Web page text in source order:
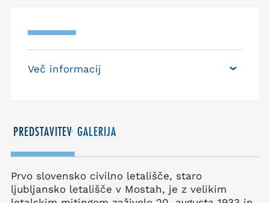
Več informacij
PREDSTAVITEV GALERIJA
Prvo slovensko civilno letališče, staro
ljubljansko letališče v Mostah, je z velikim